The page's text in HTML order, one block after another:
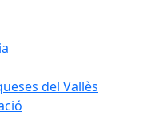
del Vallès